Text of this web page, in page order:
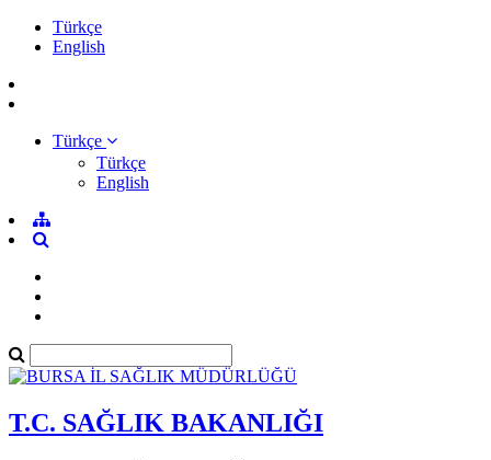
Türkçe
English
Türkçe
Türkçe
English
T.C. SAĞLIK BAKANLIĞI